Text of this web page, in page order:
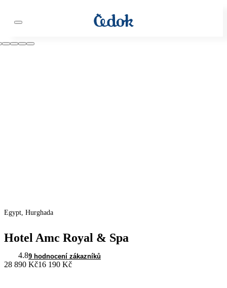
Egypt, Hurghada
Hotel Amc Royal & Spa
4.89 hodnocení zákazníků
28 890 Kč16 190 Kč